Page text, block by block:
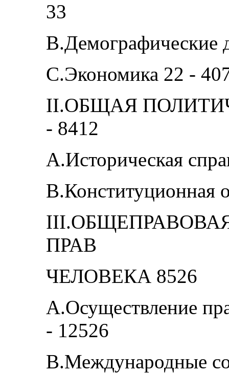
33
В.Демографические
С.Экономика 22 -
II.ОБЩАЯ
- 8412
А.Историческая
В.Конституционная
ПРАВ
ЧЕЛОВЕКА 8526
А.Осуществление
- 12526
В.Международные